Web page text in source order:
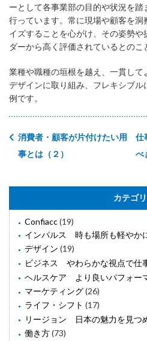
ーとして各事業部の目的や状況を
行っています。常に現場や顧客を洞
イズすることを心がけ、その姿勢
ダーから高く評価されているとのこ
業種や職種の垣根を越え、一貫し
デザインに取り組み、フレキシブ
例です。
仕
べ
消費者・顧客が片付けたい用
事とは（２）
カテゴ
Confiacc(19)
インパルス 時も場所も軽やか
デザイン (19)
ビジネス やわらかな視点で仕
ヘルスケア より良いパフォー
マーケティング(26)
ライフ・シフト (17)
リージョン 日本の魅力を見つ
働き方(73)